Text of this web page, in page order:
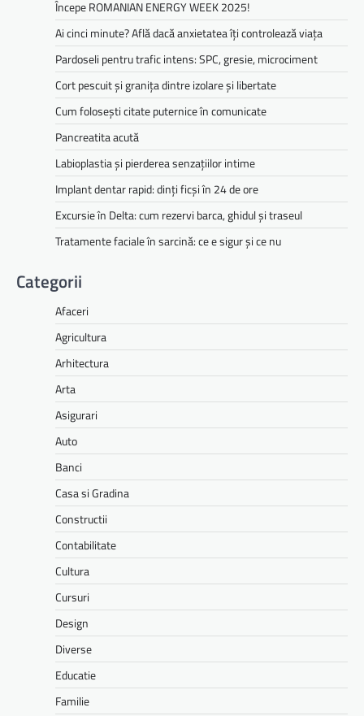
Începe ROMANIAN ENERGY WEEK 2025!
Ai cinci minute? Află dacă anxietatea îți controlează viața
Pardoseli pentru trafic intens: SPC, gresie, microciment
Cort pescuit și granița dintre izolare și libertate
Cum folosești citate puternice în comunicate
Pancreatita acută
Labioplastia și pierderea senzațiilor intime
Implant dentar rapid: dinți ficși în 24 de ore
Excursie în Delta: cum rezervi barca, ghidul și traseul
Tratamente faciale în sarcină: ce e sigur și ce nu
Categorii
Afaceri
Agricultura
Arhitectura
Arta
Asigurari
Auto
Banci
Casa si Gradina
Constructii
Contabilitate
Cultura
Cursuri
Design
Diverse
Educatie
Familie